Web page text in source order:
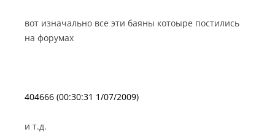
вот изначально все эти баяны котоыре постились
на форумах
404666 (00:30:31 1/07/2009)
и т.д.